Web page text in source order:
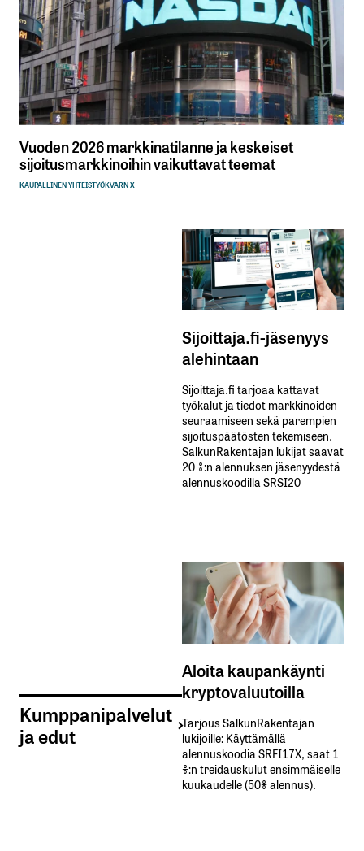
Vuoden 2026 markkinatilanne ja keskeiset
sijoitusmarkkinoihin vaikuttavat teemat
KAUPALLINEN YHTEISTYÖKVARN X
Kumppanipalvelut
ja edut
Sijoittaja.fi-jäsenyys
alehintaan
Sijoittaja.fi tarjoaa kattavat
työkalut ja tiedot markkinoiden
seuraamiseen sekä parempien
sijoituspäätösten tekemiseen.
SalkunRakentajan lukijat saavat
20 %:n alennuksen jäsenyydestä
alennuskoodilla SRSI20
Aloita kaupankäynti
kryptovaluutoilla
Tarjous SalkunRakentajan
lukijoille: Käyttämällä​ ​
alennuskoodia​ ​SRFI17X,​ ​saat​ ​1
%:n treidauskulut​ ​ensimmäiselle​ ​
kuukaudelle​ ​(50%​ ​alennus).